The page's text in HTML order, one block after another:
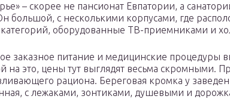
– скорее не пансионат Евпатории, а
большой, с несколькими корпусами, где
оборудованные ТВ-приемниками и
заказное питание и медицинские процедуры
на это, цены тут выглядят весьма скромными.
рациона. Береговая кромка у
с лежаками, зонтиками, душевыми и